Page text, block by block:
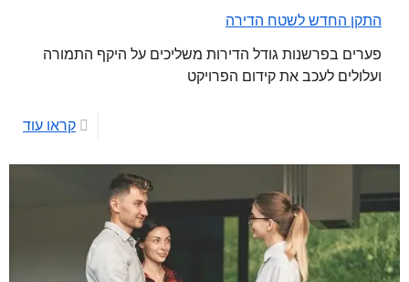
התקן החדש לשטח הדירה
פערים בפרשנות גודל הדירות משליכים על היקף התמורה
ועלולים לעכב את קידום הפרויקט
קראו עוד